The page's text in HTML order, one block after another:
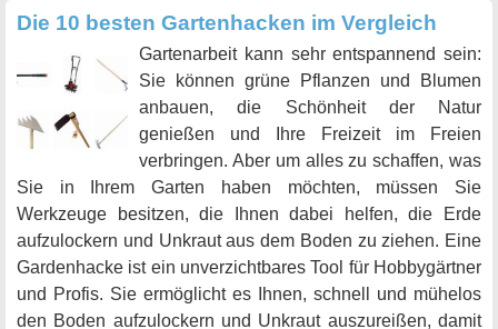
Die 10 besten Gartenhacken im Vergleich
Gartenarbeit kann sehr entspannend sein:
Sie können grüne Pflanzen und Blumen
anbauen, die Schönheit der Natur
genießen und Ihre Freizeit im Freien
verbringen. Aber um alles zu schaffen, was
Sie in Ihrem Garten haben möchten, müssen Sie
Werkzeuge besitzen, die Ihnen dabei helfen, die Erde
aufzulockern und Unkraut aus dem Boden zu ziehen. Eine
Gardenhacke ist ein unverzichtbares Tool für Hobbygärtner
und Profis. Sie ermöglicht es Ihnen, schnell und mühelos
den Boden aufzulockern und Unkraut auszureißen, damit